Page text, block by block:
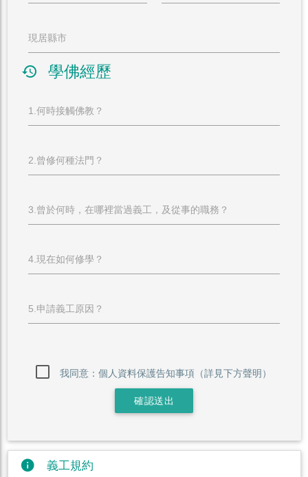
現居縣市
history 學佛經歷
1.何時接觸佛教？
2.曾修何種法門？
3.曾於何時，在哪裡當過義工，及從事的職務？
4.現在如何修學？
5.申請義工原因？
我同意：個人資料保護告知事項（詳見下方聲明）
確認送出
info 義工規約